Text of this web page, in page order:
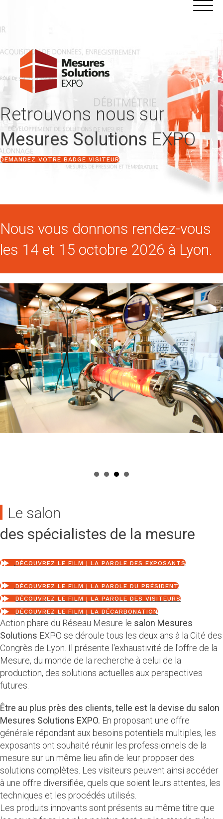
contenu
Retrouvons nous sur
Mesures Solutions EXPO
DEMANDEZ VOTRE BADGE VISITEUR
Nous vous donnons rendez-vous
les 14 et 15 octobre 2026 à Lyon.
Le salon
des spécialistes de la mesure
DÉCOUVREZ LE FILM | LA PAROLE DES EXPOSANTS
DÉCOUVREZ LE FILM | LA PAROLE DU PRÉSIDENT
DÉCOUVREZ LE FILM | LA PAROLE DES VISITEURS
DÉCOUVREZ LE FILM | LA DÉCARBONATION
Action phare du Réseau Mesure le salon Mesures
Solutions EXPO se déroule tous les deux ans à la Cité des
Congrès de Lyon. Il présente l'exhaustivité de l'offre de la
Mesure, du monde de la recherche à celui de la
production, des solutions actuelles aux perspectives
futures.
Être au plus près des clients, telle est la devise du salon
Mesures Solutions EXPO. En proposant une offre
générale répondant aux besoins potentiels multiples, les
exposants ont souhaité réunir les professionnels de la
mesure sur un même lieu afin de leur proposer des
solutions complètes. Les visiteurs peuvent ainsi accéder
à une offre diversifiée, quels que soient leurs attentes, les
techniques et les procédés utilisés.
Les produits innovants sont présents au même titre que